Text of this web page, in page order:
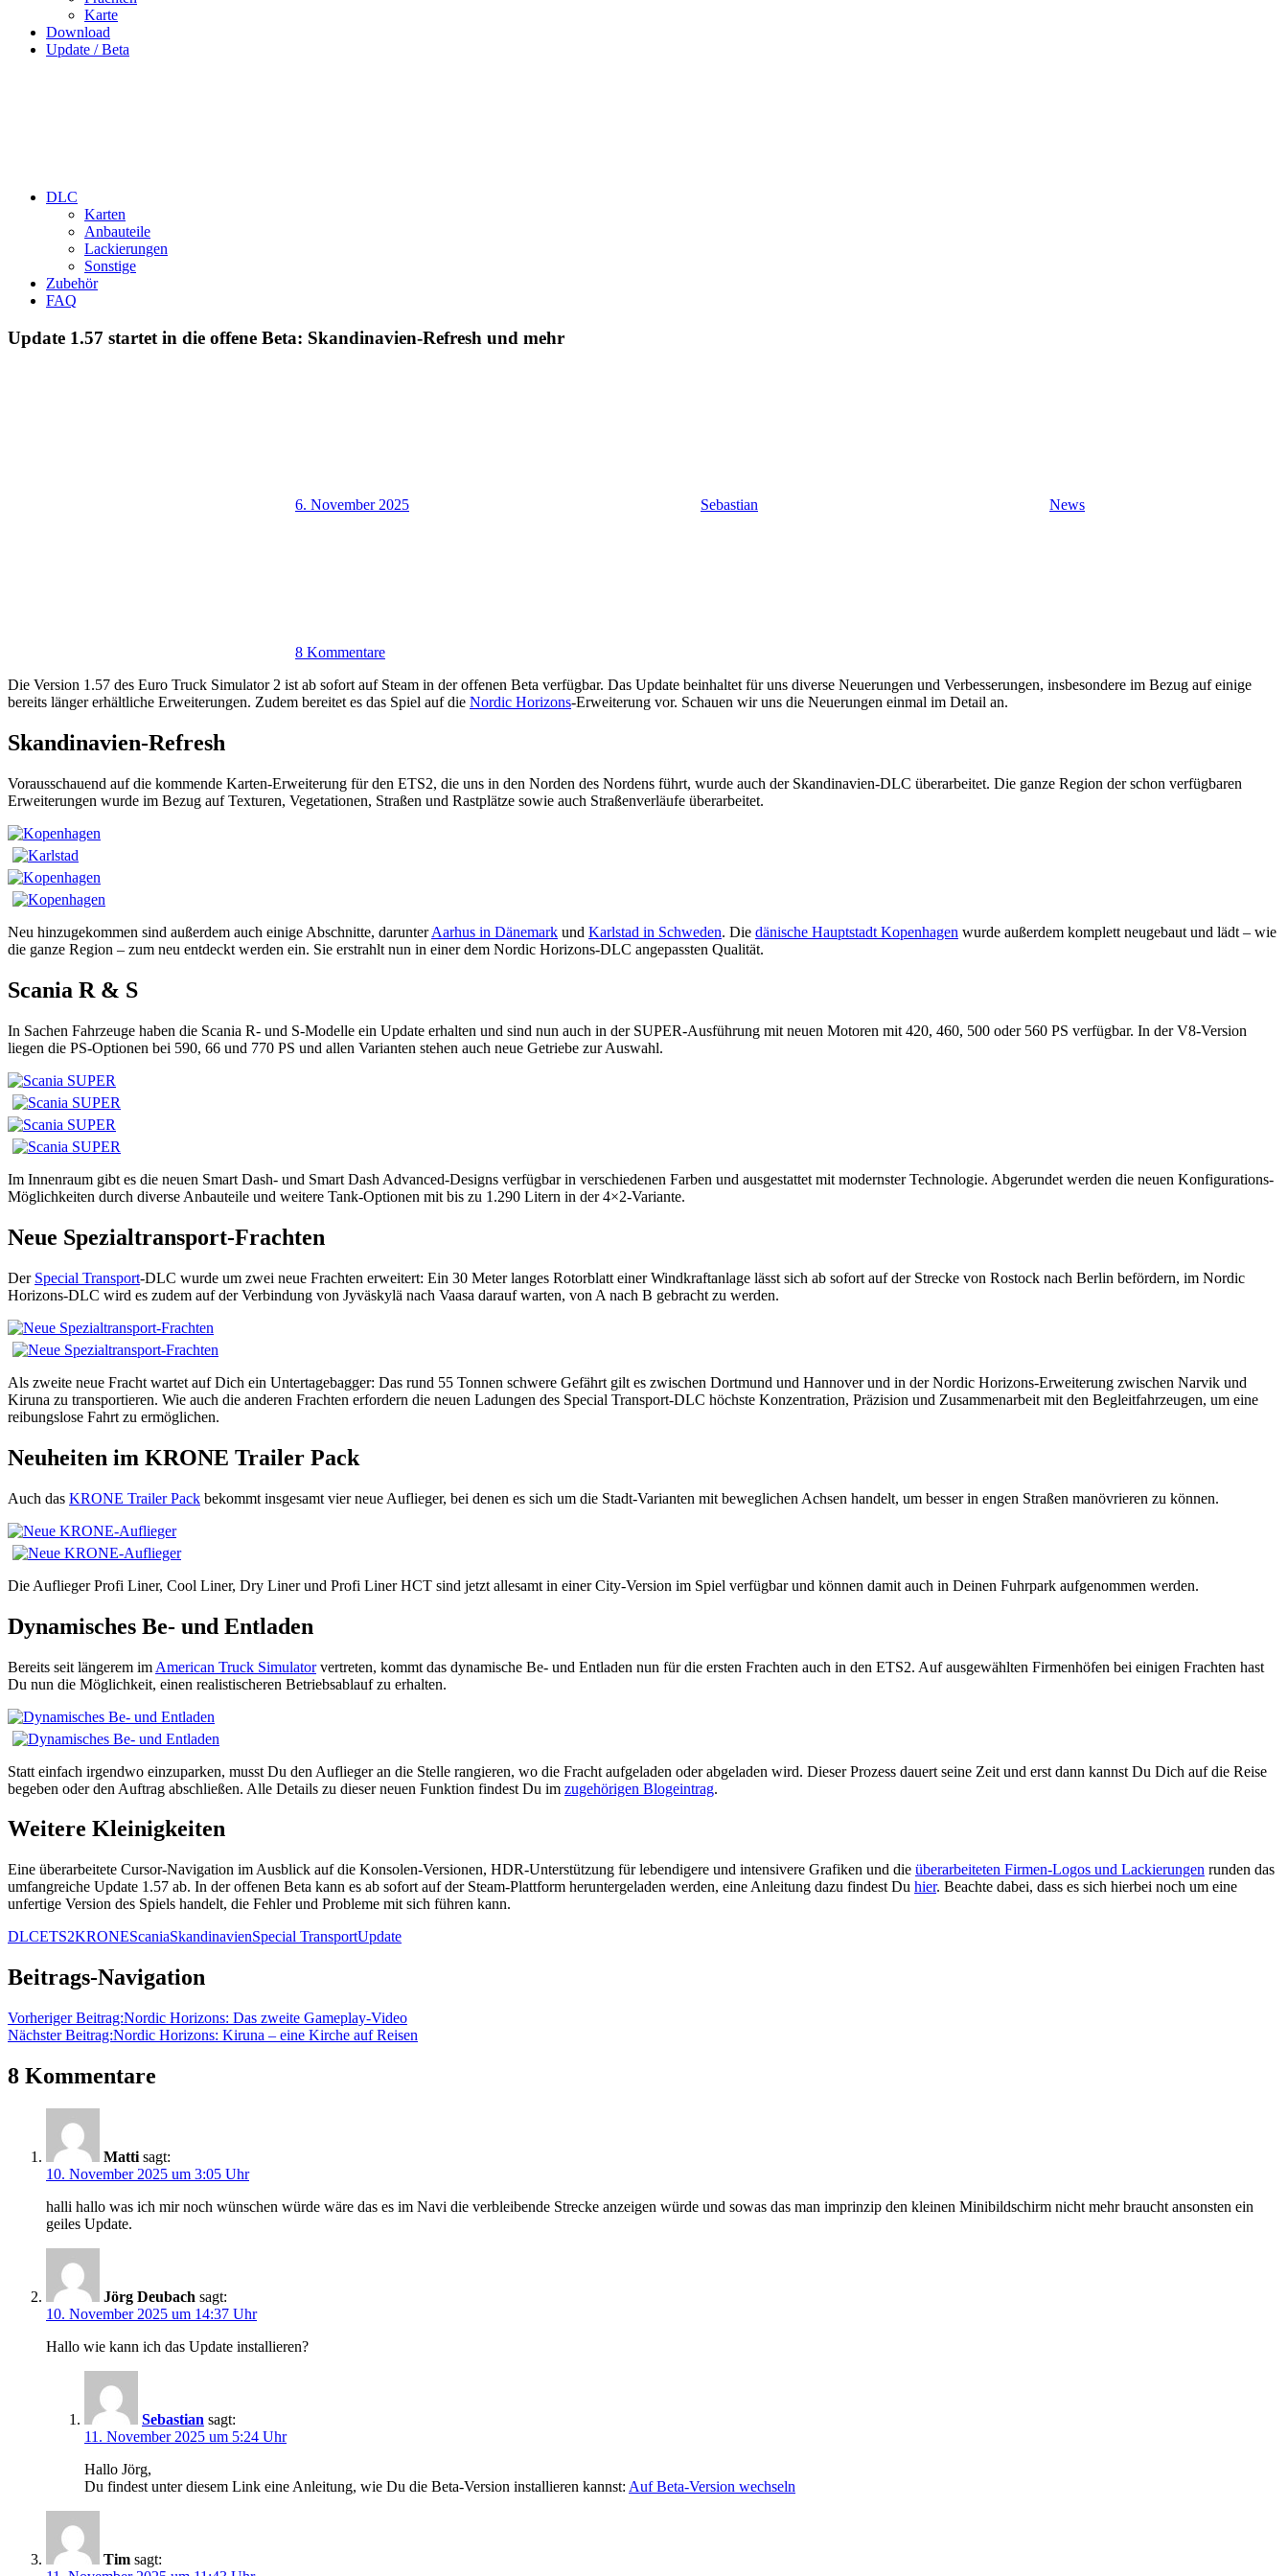
Karte
Download
Update / Beta
DLC
Karten
Anbauteile
Lackierungen
Sonstige
Zubehör
FAQ
Update 1.57 startet in die offene Beta: Skandinavien-Refresh und mehr
6. November 2025 Sebastian News
8 Kommentare
Die Version 1.57 des Euro Truck Simulator 2 ist ab sofort auf Steam in der offenen Beta verfügbar. Das Update beinhaltet für uns diverse Neuerungen und Verbesserungen, insbesondere im Bezug auf einige
bereits länger erhältliche Erweiterungen. Zudem bereitet es das Spiel auf die Nordic Horizons-Erweiterung vor. Schauen wir uns die Neuerungen einmal im Detail an.
Skandinavien-Refresh
Vorausschauend auf die kommende Karten-Erweiterung für den ETS2, die uns in den Norden des Nordens führt, wurde auch der Skandinavien-DLC überarbeitet. Die ganze Region der schon verfügbaren
Erweiterungen wurde im Bezug auf Texturen, Vegetationen, Straßen und Rastplätze sowie auch Straßenverläufe überarbeitet.
Neu hinzugekommen sind außerdem auch einige Abschnitte, darunterAarhus in Dänemark und Karlstad in Schweden. Die dänische Hauptstadt Kopenhagen wurde außerdem komplett neugebaut und lädt – wie
die ganze Region – zum neu entdeckt werden ein. Sie erstrahlt nun in einer dem Nordic Horizons-DLC angepassten Qualität.
Scania R & S
In Sachen Fahrzeuge haben die Scania R- und S-Modelle ein Update erhalten und sind nun auch in der SUPER-Ausführung mit neuen Motoren mit 420, 460, 500 oder 560 PS verfügbar. In der V8-Version
liegen die PS-Optionen bei 590, 66 und 770 PS und allen Varianten stehen auch neue Getriebe zur Auswahl.
Im Innenraum gibt es die neuen Smart Dash- und Smart Dash Advanced-Designs verfügbar in verschiedenen Farben und ausgestattet mit modernster Technologie. Abgerundet werden die neuen Konfigurations-
Möglichkeiten durch diverse Anbauteile und weitere Tank-Optionen mit bis zu 1.290 Litern in der 4×2-Variante.
Neue Spezialtransport-Frachten
Der Special Transport-DLC wurde um zwei neue Frachten erweitert: Ein 30 Meter langes Rotorblatt einer Windkraftanlage lässt sich ab sofort auf der Strecke von Rostock nach Berlin befördern, im Nordic
Horizons-DLC wird es zudem auf der Verbindung von Jyväskylä nach Vaasa darauf warten, von A nach B gebracht zu werden.
Als zweite neue Fracht wartet auf Dich ein Untertagebagger: Das rund 55 Tonnen schwere Gefährt gilt es zwischen Dortmund und Hannover und in der Nordic Horizons-Erweiterung zwischen Narvik und
Kiruna zu transportieren. Wie auch die anderen Frachten erfordern die neuen Ladungen des Special Transport-DLC höchste Konzentration, Präzision und Zusammenarbeit mit den Begleitfahrzeugen, um eine
reibungslose Fahrt zu ermöglichen.
Neuheiten im KRONE Trailer Pack
Auch das KRONE Trailer Pack bekommt insgesamt vier neue Auflieger, bei denen es sich um die Stadt-Varianten mit beweglichen Achsen handelt, um besser in engen Straßen manövrieren zu können.
Die Auflieger Profi Liner, Cool Liner, Dry Liner und Profi Liner HCT sind jetzt allesamt in einer City-Version im Spiel verfügbar und können damit auch in Deinen Fuhrpark aufgenommen werden.
Dynamisches Be- und Entladen
Bereits seit längerem im American Truck Simulatorvertreten, kommt das dynamische Be- und Entladen nun für die ersten Frachten auch in den ETS2. Auf ausgewählten Firmenhöfen bei einigen Frachten hast
Du nun die Möglichkeit, einen realistischeren Betriebsablauf zu erhalten.
Statt einfach irgendwo einzuparken, musst Du den Auflieger an die Stelle rangieren, wo die Fracht aufgeladen oder abgeladen wird. Dieser Prozess dauert seine Zeit und erst dann kannst Du Dich auf die Reise
begeben oder den Auftrag abschließen. Alle Details zu dieser neuen Funktion findest Du im zugehörigen Blogeintrag.
Weitere Kleinigkeiten
Eine überarbeitete Cursor-Navigation im Ausblick auf die Konsolen-Versionen, HDR-Unterstützung für lebendigere und intensivere Grafiken und die überarbeiteten Firmen-Logos und Lackierungen runden das
umfangreiche Update 1.57 ab. In der offenen Beta kann es ab sofort auf der Steam-Plattform heruntergeladen werden, eine Anleitung dazu findest Du hier. Beachte dabei, dass es sich hierbei noch um eine
unfertige Version des Spiels handelt, die Fehler und Probleme mit sich führen kann.
DLCETS2KRONEScaniaSkandinavienSpecial TransportUpdate
Beitrags-Navigation
Vorheriger Beitrag:Nordic Horizons: Das zweite Gameplay-Video
Nächster Beitrag:Nordic Horizons: Kiruna – eine Kirche auf Reisen
8 Kommentare
Matti sagt:
10. November 2025 um 3:05 Uhr
halli hallo was ich mir noch wünschen würde wäre das es im Navi die verbleibende Strecke anzeigen würde und sowas das man imprinzip den kleinen Minibildschirm nicht mehr braucht ansonsten ein
geiles Update.
Jörg Deubach sagt:
10. November 2025 um 14:37 Uhr
Hallo wie kann ich das Update installieren?
Sebastian sagt:
11. November 2025 um 5:24 Uhr
Hallo Jörg,
Du findest unter diesem Link eine Anleitung, wie Du die Beta-Version installieren kannst: Auf Beta-Version wechseln
Tim sagt: